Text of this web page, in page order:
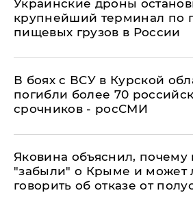
Украинские дроны
крупнейший терминал по
пищевых грузов в России
В боях с ВСУ в Курской
погибли более 70
срочников - росСМИ
Яковина объяснил, почему
"забыли" о Крыме и может
говорить об отказе от